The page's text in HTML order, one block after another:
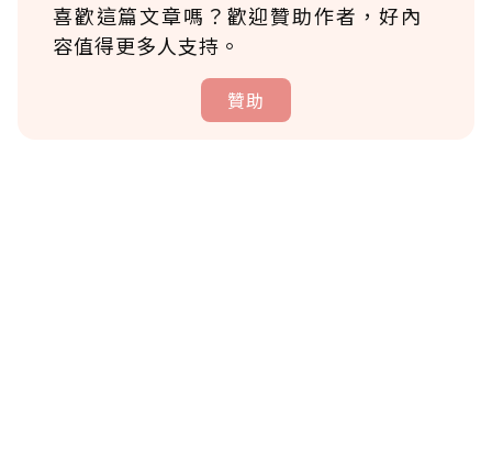
喜歡這篇文章嗎？歡迎贊助作者，好內
容值得更多人支持。
贊助